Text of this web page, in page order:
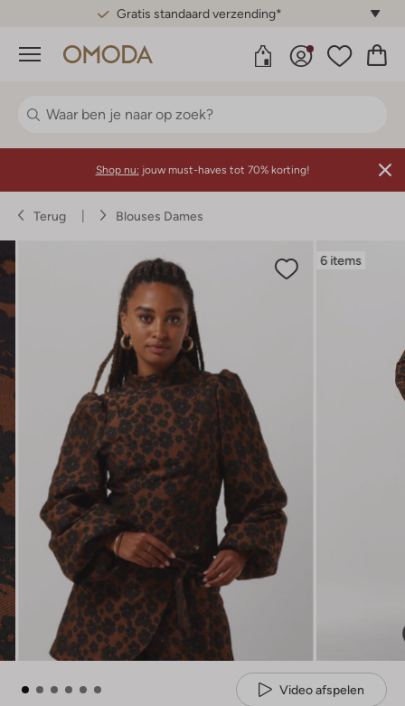
Gratis standaard verzending*
Menu
Shop nu: jouw must-haves tot 70% korting!
Terug Blouses Dames
6 items
Video afspelen